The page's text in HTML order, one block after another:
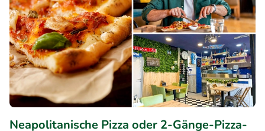
Neapolitanische Pizza oder 2-Gänge-Pizza-